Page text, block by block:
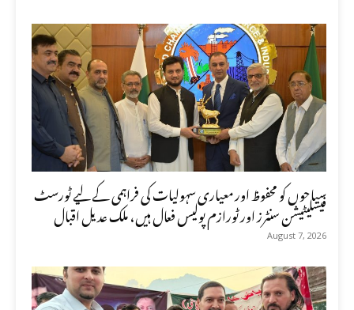
سیاحوں کو محفوظ اور معیاری سہولیات کی فراہمی کے لیے ٹورسٹ
فیسلیٹیشن سنٹرز اور ٹورازم پولیس فعال ہیں، ملک عدیل اقبال
August 7, 2026